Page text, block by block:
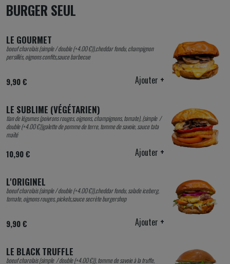
BURGER SEUL
LE GOURMET
boeuf charolais (simple / double (+4.00 €)),cheddar fondu, champignon
persillés, oignons confits,sauce barbecue
9,90 € Ajouter +
LE SUBLIME (VÉGÉTARIEN)
tian de légumes (poivrons rouges, oignons, champignons, tomate), (simple /
double (+4.00 €))galette de pomme de terre, tomme de savoie, sauce tata
maïté
10,90 € Ajouter +
L'ORIGINEL
boeuf charolais (simple / double (+4.00 €)),cheddar fondu, salade iceberg,
tomate, oignons rouges, pickels,sauce secrète burgershop
9,90 € Ajouter +
LE BLACK TRUFFLE
boeuf charolais (simple / double (+4.00 €)), tomme de savoie à la truffe,